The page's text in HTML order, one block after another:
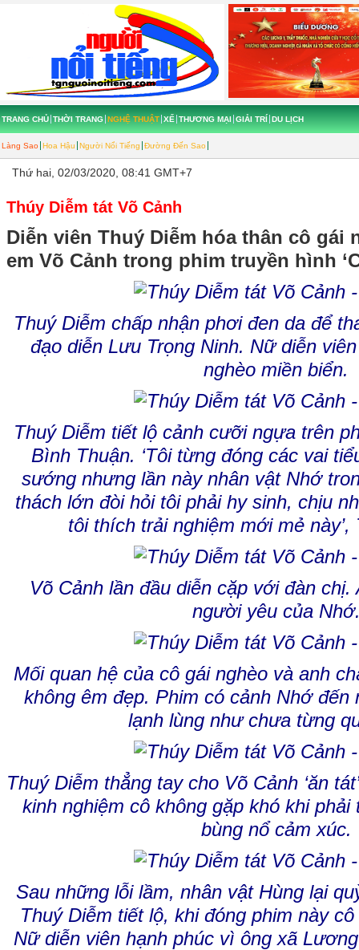
TRANG CHỦ THỜI TRANG NGHỆ THUẬT
Làng Sao Hoa Hậu Người Nổi Tiếng Đường Đến Sao
XẾ THƯƠNG MẠI GIẢI TRÍ DU LỊCH
Thứ hai, 02/03/2020, 08:41 GMT+7
Thúy Diễm tát Võ Cảnh
Diễn viên Thuý Diễm hóa thân cô gái
em Võ Cảnh trong phim truyền hình
Thuý Diễm chấp nhận phơi đen da để
đạo diễn Lưu Trọng Ninh. Nữ diễn
nghèo miền biển.
Thuý Diễm tiết lộ cảnh cưỡi ngựa trên
Bình Thuận. ‘Tôi từng đóng các vai
sướng nhưng lần này nhân vật Nhớ
thách lớn đòi hỏi tôi phải hy sinh, chịu
tôi thích trải nghiệm mới mẻ này’,
Võ Cảnh lần đầu diễn cặp với đàn chị.
người yêu của
Mối quan hệ của cô gái nghèo và anh
không êm đẹp. Phim có cảnh Nhớ đến
lạnh lùng như chưa từng
Thuý Diễm thẳng tay cho Võ Cảnh ‘ăn
kinh nghiệm cô không gặp khó khi
bùng nổ cảm xúc.
Sau những lỗi lầm, nhân vật Hùng lại
Thuý Diễm tiết lộ, khi đóng phim này
Nữ diễn viên hạnh phúc vì ông xã